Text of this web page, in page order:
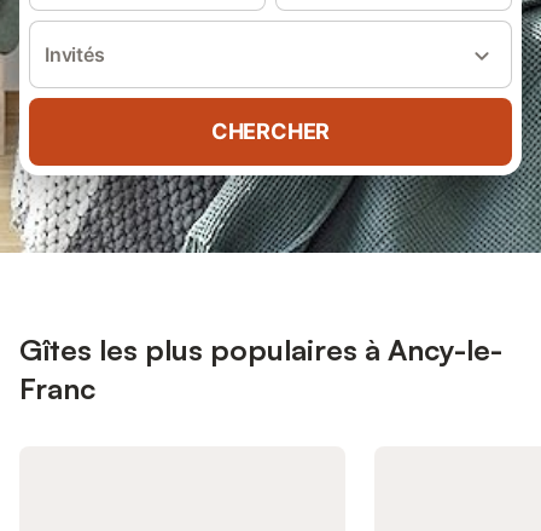
Invités
CHERCHER
Gîtes les plus populaires à Ancy-le-
Franc